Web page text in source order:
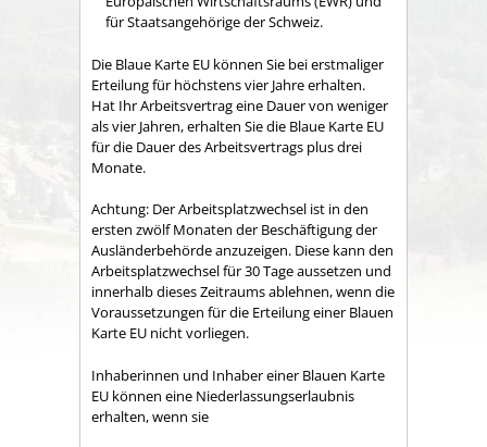
für Staatsangehörige der Schweiz.
Die Blaue Karte EU können Sie bei erstmaliger
Erteilung für höchstens vier Jahre erhalten.
Hat Ihr Arbeitsvertrag eine Dauer von weniger
als vier Jahren, erhalten Sie die Blaue Karte EU
für die Dauer des Arbeitsvertrags plus drei
Monate.
Achtung: Der Arbeitsplatzwechsel ist in den
ersten zwölf Monaten der Beschäftigung der
Ausländerbehörde anzuzeigen. Diese kann den
Arbeitsplatzwechsel für 30 Tage aussetzen und
innerhalb dieses Zeitraums ablehnen, wenn die
Voraussetzungen für die Erteilung einer Blauen
Karte EU nicht vorliegen.
Inhaberinnen und Inhaber einer Blauen Karte
EU können eine Niederlassungserlaubnis
erhalten, wenn sie